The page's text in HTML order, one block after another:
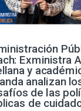
Exministra
y
analizan
de las
de